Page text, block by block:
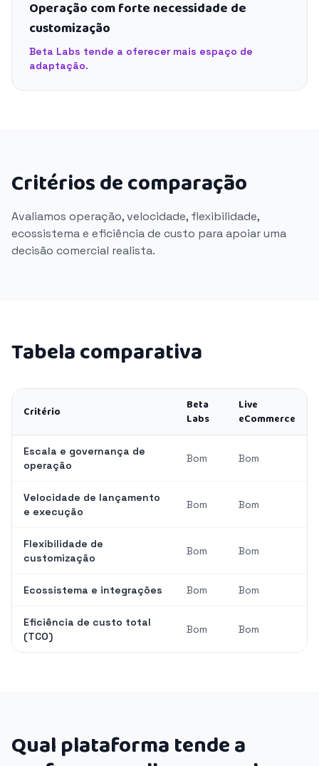
Operação com forte necessidade de
customização
Beta Labs tende a oferecer mais espaço de
adaptação.
Critérios de comparação
Avaliamos operação, velocidade, flexibilidade,
ecossistema e eficiência de custo para apoiar uma
decisão comercial realista.
Tabela comparativa
Critério
Beta
Labs
Live
eCommerce
Escala e governança de
operação
Bom Bom
Velocidade de lançamento
e execução
Bom Bom
Flexibilidade de
customização
Bom Bom
Ecossistema e integrações Bom Bom
Eficiência de custo total
(TCO)
Bom Bom
Qual plataforma tende a